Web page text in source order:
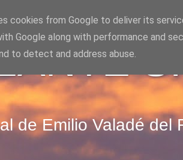
de Emilio Valadé del
cookies from Google to deliver its
Google along with performance and
to detect and address abuse.